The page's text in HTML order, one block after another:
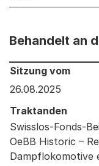
Behandelt an
Behandelt an den
Sitzung vom
26.08.2025
Traktanden
Swisslos-Fonds-
OeBB Historic –
Dampflokomotive